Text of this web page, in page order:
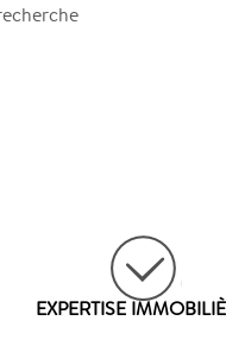
EXPERTISE